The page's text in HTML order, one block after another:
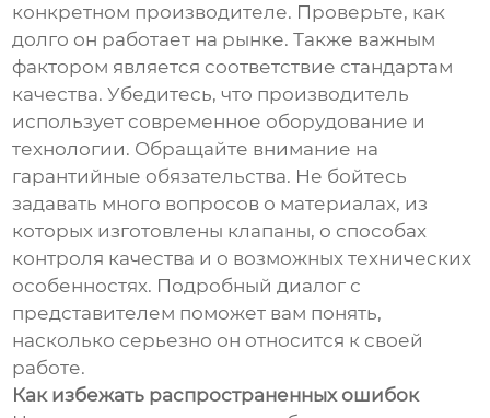
конкретном производителе. Проверьте, как
долго он работает на рынке. Также важным
фактором является соответствие стандартам
качества. Убедитесь, что производитель
использует современное оборудование и
технологии. Обращайте внимание на
гарантийные обязательства. Не бойтесь
задавать много вопросов о материалах, из
которых изготовлены клапаны, о способах
контроля качества и о возможных технических
особенностях. Подробный диалог с
представителем поможет вам понять,
насколько серьезно он относится к своей
работе.
Как избежать распространенных ошибок